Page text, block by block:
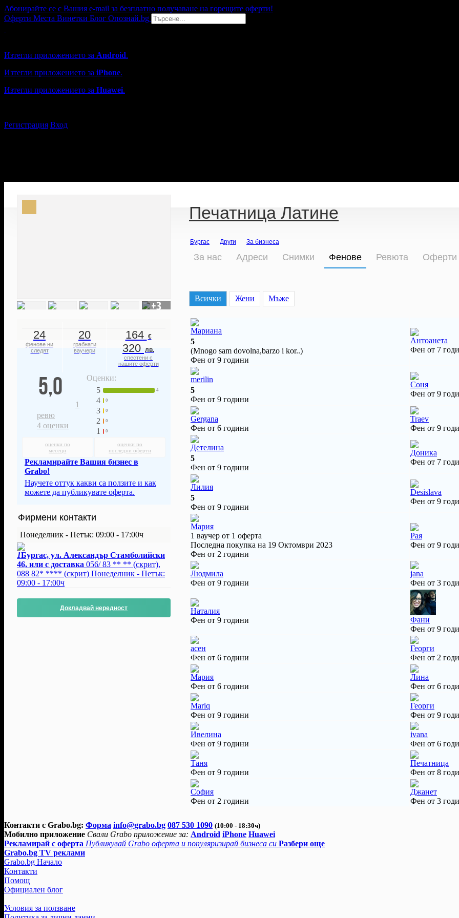
Абонирайте се с Вашия e-mail за безплатно получаване на горещите оферти!
Оферти Места Винетки Блог Опознай.bg
Изтегли приложението за Android.
Изтегли приложението за iPhone.
Изтегли приложението за Huawei.
Регистрация Вход
+3
24
фенове ни
следят
20
грабнати
ваучери
164 €
320 лв.
спестени с
нашите оферти
5,0
1
ревю
4 оценки
Оценки:
5
4
4 0
3 0
2 0
1 0
оценки по
месеци
оценки по
последни оферти
Рекламирайте Вашия бизнес в
Grabo!
Научете оттук какви са ползите и как
можете да публикувате оферта.
Фирмени контакти
Понеделник - Петък: 09:00 - 17:00ч
1Бургас, ул. Александър Стамболийски
46, или с доставка 056/ 83 ** ** (скрит),
088 82* **** (скрит) Понеделник - Петък:
09:00 - 17:00ч
Докладвай нередност
Печатница Латине
Бургас Други За бизнеса
За нас Адреси Снимки Фенове Ревюта Оферти
Всички Жени Мъже
Мариана
5
(Mnogo sam dovolna,barzo i kor..)
Фен от 9 години
Антоанета
Фен от 7
merilin
5
Фен от 9 години
Соня
Фен от 9
Gergana
Фен от 6 години
Traev
Фен от 9
Детелина
5
Фен от 9 години
Доника
Фен от 7
Лилия
5
Фен от 9 години
Desislava
Фен от 9
Мария
1 ваучер от 1 оферта
Последна покупка на 19 Октомври 2023
Фен от 2 години
Рая
Фен от 9
Людмила
Фен от 9 години
jana
Фен от 3
Наталия
Фен от 9 години
Фани
Фен от 9
асен
Фен от 6 години
Георги
Фен от 2
Мария
Фен от 6 години
Лина
Фен от 6
Mariq
Фен от 9 години
Георги
Фен от 9
Ивелина
Фен от 9 години
ivana
Фен от 6
Таня
Фен от 9 години
Печатница
Фен от 8
София
Фен от 2 години
Джанет
Фен от 3
Контакти с Grabo.bg: Форма info@grabo.bg 087 530 1090 (10:00 - 18:30ч)
Мобилно приложение Свали Grabo приложение за: Android iPhone Huawei
Рекламирай с оферта Публикувай Grabo оферта и популяризирай бизнеса си Разбери още
Grabo.bg TV реклами
Grabo.bg Начало
Контакти
Помощ
Официален блог
Условия за ползване